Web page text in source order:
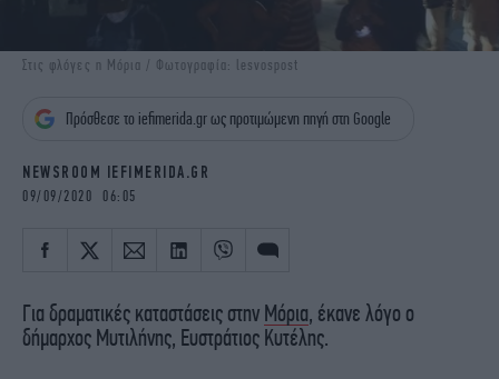
iGASTRONOMIE
iBOOKS
ΖΩΔΙΑ
MEDIA
ELAMEFORA
NEWSLETTER
Στις φλόγες η Μόρια / Φωτογραφία: lesvospost
Πρόσθεσε το iefimerida.gr ως προτιμώμενη πηγή στη Google
NEWSROOM IEFIMERIDA.GR
09/09/2020 06:05
Για δραματικές καταστάσεις στην Μόρια, έκανε λόγο ο
δήμαρχος Μυτιλήνης, Ευστράτιος Κυτέλης.